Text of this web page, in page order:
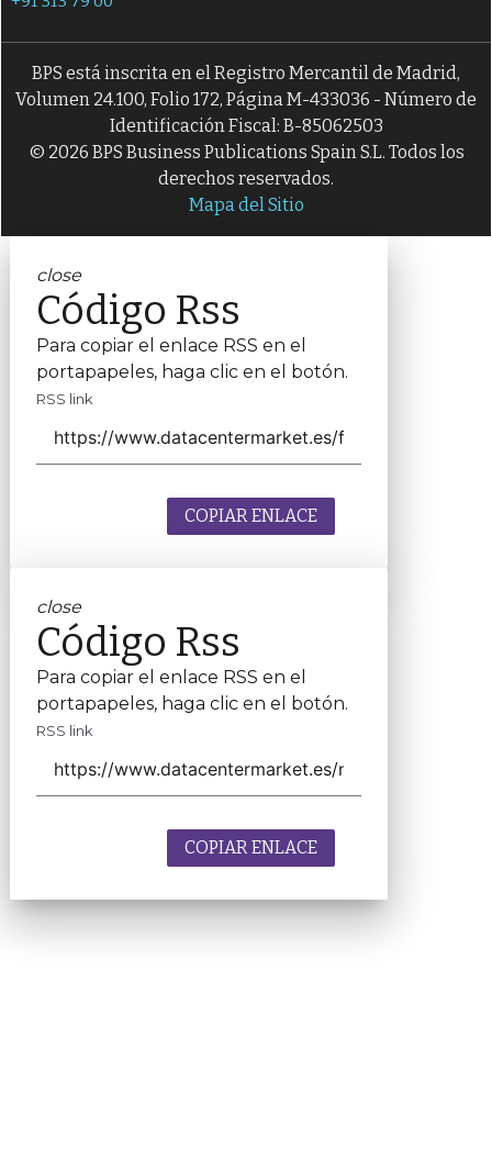
BPS está inscrita en el Registro Mercantil de Madrid,
Volumen 24.100, Folio 172, Página M-433036 - Número de
Identificación Fiscal: B-85062503
© 2026 BPS Business Publications Spain S.L. Todos los
derechos reservados.
Mapa del Sitio
close
Código Rss
Para copiar el enlace RSS en el
portapapeles, haga clic en el botón.
RSS link
COPIAR ENLACE
close
Código Rss
Para copiar el enlace RSS en el
portapapeles, haga clic en el botón.
RSS link
COPIAR ENLACE